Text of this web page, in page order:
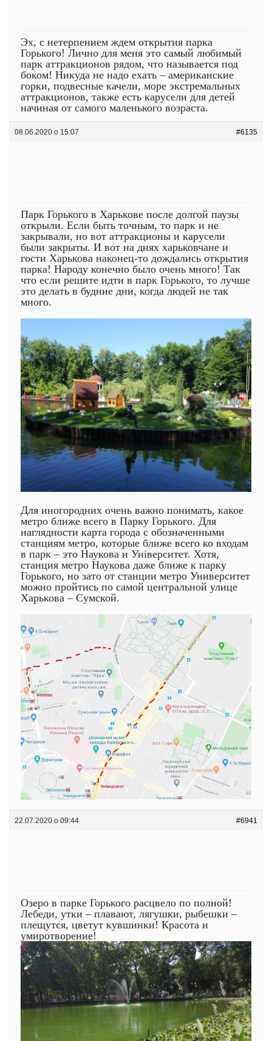
Эх, с нетерпением ждем открытия парка
Горького! Лично для меня это самый любимый
парк аттракционов рядом, что называется под
боком! Никуда не надо ехать – американские
горки, подвесные качели, море экстремальных
аттракционов, также есть карусели для детей
начиная от самого маленького возраста.
08.06.2020 о 15:07 #6135
Парк Горького в Харькове после долгой паузы
открыли. Если быть точным, то парк и не
закрывали, но вот аттракционы и карусели
были закрыты. И вот на днях харьковчане и
гости Харькова наконец-то дождались открытия
парка! Народу конечно было очень много! Так
что если решите идти в парк Горького, то лучше
это делать в будние дни, когда людей не так
много.
Для иногородних очень важно понимать, какое
метро ближе всего в Парку Горького. Для
наглядности карта города с обозначенными
станциям метро, которые ближе всего ко входам
в парк – это Наукова и Університет. Хотя,
станция метро Наукова даже ближе к парку
Горького, но зато от станции метро Университет
можно пройтись по самой центральной улице
Харькова – Сумской.
22.07.2020 о 09:44 #6941
Озеро в парке Горького расцвело по полной!
Лебеди, утки – плавают, лягушки, рыбешки –
плещутся, цветут кувшинки! Красота и
умиротворение!